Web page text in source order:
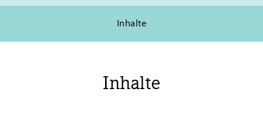
Inhalte
Inhalte